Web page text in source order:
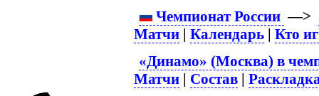
Чемпионат России —>
Матчи |Календарь |Кто
«Динамо» (Москва) в
Матчи | Состав |